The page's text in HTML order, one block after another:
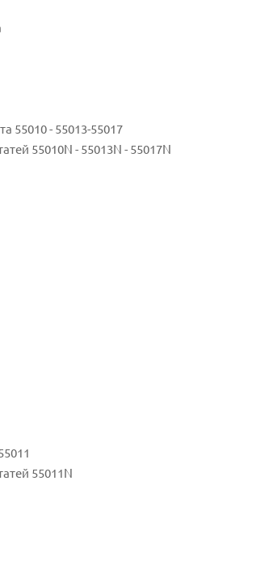
55010 - 55013-55017
55010N - 55013N - 55017N
55011N